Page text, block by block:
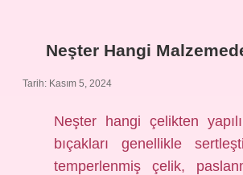
Neşter Hangi
Tarih: Kasım 5, 2024
Neşter hangi çelikten
bıçakları genellikle
temperlenmiş çelik,